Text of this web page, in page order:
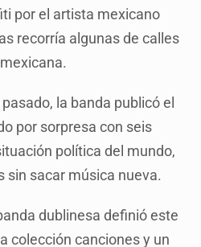
por el artista mexicano
recorría algunas de calles
la banda publicó el
por sorpresa con seis
política del mundo,
sin sacar música nueva.
dublinesa definió este
colección canciones y un